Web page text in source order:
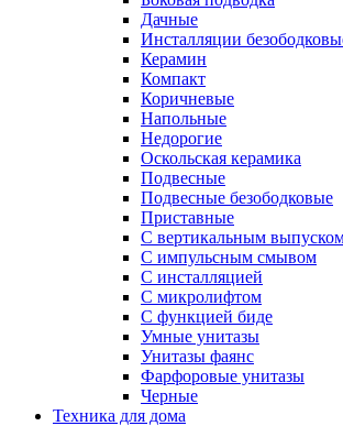
Дачные
Инсталляции
Керамин
Компакт
Коричневые
Напольные
Недорогие
Оскольская керамика
Подвесные
Подвесные безободковые
Приставные
С вертикальным
С импульсным смывом
С инсталляцией
С микролифтом
С функцией биде
Умные унитазы
Унитазы фаянс
Фарфоровые унитазы
Черные
Техника для дома